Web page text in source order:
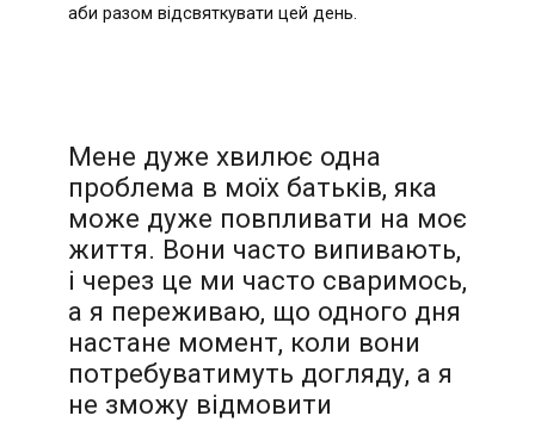
аби разом відсвяткувати цей день.
Мене дуже хвилює одна
проблема в моїх батьків, яка
може дуже повпливати на моє
життя. Вони часто випивають,
і через це ми часто сваримось,
а я переживаю, що одного дня
настане момент, коли вони
потребуватимуть догляду, а я
не зможу відмовити